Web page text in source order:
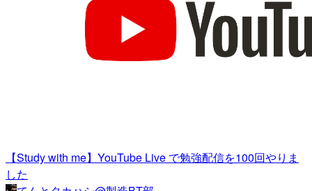
【Study with me】YouTube Live で勉強配信を100回やりま
した